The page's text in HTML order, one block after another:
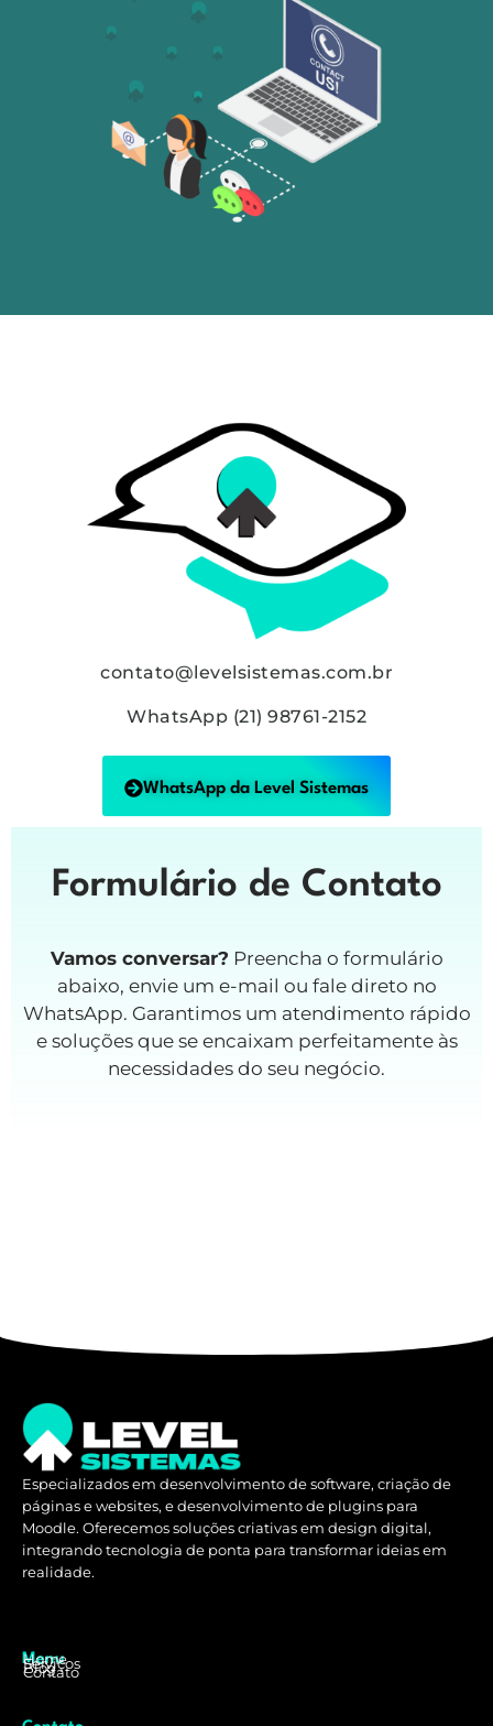
contato@levelsistemas.com.br
WhatsApp (21) 98761-2152
WhatsApp da Level Sistemas
Formulário de Contato
Vamos conversar? Preencha o formulário
abaixo, envie um e-mail ou fale direto no
WhatsApp. Garantimos um atendimento rápido
e soluções que se encaixam perfeitamente às
necessidades do seu negócio.
Especializados em desenvolvimento de software, criação de
páginas e websites, e desenvolvimento de plugins para
Moodle. Oferecemos soluções criativas em design digital,
integrando tecnologia de ponta para transformar ideias em
realidade.
Menu
Home
Serviços
Blog
Contato